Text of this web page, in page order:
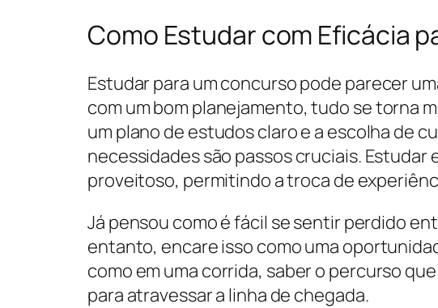
Como Estudar com Eficácia
Estudar para um concurso pode parecer
com um bom planejamento, tudo se torna
um plano de estudos claro e a escolha de
necessidades são passos cruciais. Estudar
proveitoso, permitindo a troca de
Já pensou como é fácil se sentir perdido
entanto, encare isso como uma
como em uma corrida, saber o percurso
para atravessar a linha de chegada.